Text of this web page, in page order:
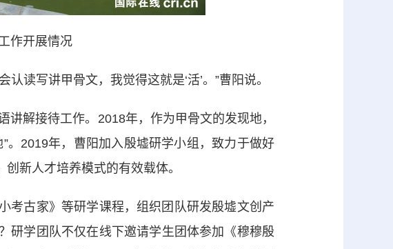
作开展情况
写讲甲骨文，我觉得这就是‘活’。”曹阳说。
解接待工作。2018年，作为甲骨文的发现地，
。2019年，曹阳加入殷墟研学小组，致力于做好
新人才培养模式的有效载体。
古家》等研学课程，组织团队研发殷墟文创产
研学团队不仅在线下邀请学生团体参加《穆穆殷